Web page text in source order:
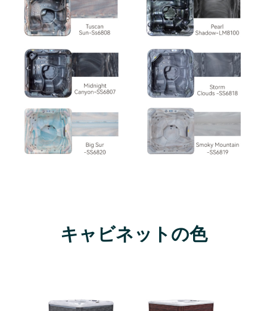
キャビネットの色